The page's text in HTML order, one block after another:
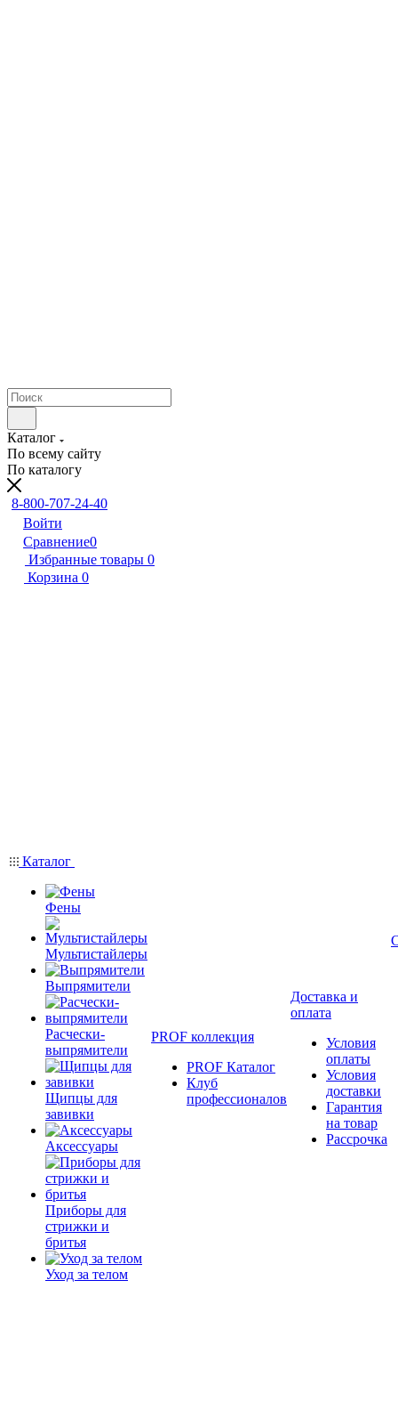
Каталог
По всему сайту
По каталогу
8-800-707-24-40
Войти
Сравнение0
Избранные товары 0
Корзина 0
Каталог
Фены
Мультистайлеры
Выпрямители
Расчески-
выпрямители
Щипцы для
завивки
Аксессуары
Приборы для
стрижки и
бритья
Уход за телом
PROF коллекция
PROF Каталог
Клуб
профессионалов
Доставка и
оплата
Условия
оплаты
Условия
доставки
Гарантия
на товар
Рассрочка